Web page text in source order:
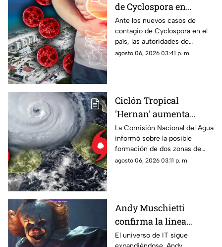
de Cyclospora en
Quintana Roo? Esto
dicen las autoridades
sobre los turistas
contagiados de
Ante los nuevos casos de
contagio de Cyclospora en el
país, las autoridades de
Quintana Roo informaron
agosto 06, 2026 03:41 p. m.
Ciclón Tropical
'Hernan' aumenta
probabilidad de
formación: Vigilan dos
zonas de baja presión
con probablidad de
La Comisión Nacional del Agua
informó sobre la posible
formación de dos zonas de
baja presión con potencial
agosto 06, 2026 03:11 p. m.
Andy Muschietti
confirma la línea
temporal de la segunda
El universo de IT sigue